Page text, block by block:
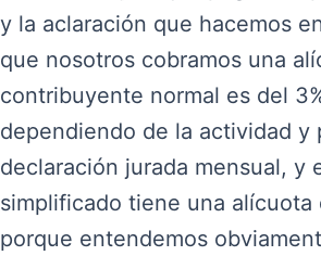
y la aclaración que hacemos
que nosotros cobramos una
contribuyente normal es del
dependiendo de la actividad y
declaración jurada mensual, y
simplificado tiene una alícuota
porque entendemos